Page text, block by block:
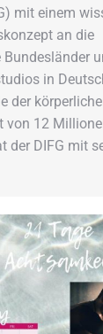
mit einem
an die
Bundesländer
in
der
von 12
der DIFG mit